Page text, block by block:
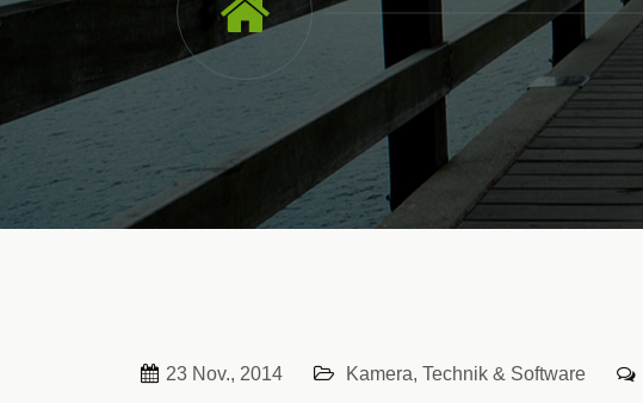
23 Nov., 2014 Kamera, Technik & Software